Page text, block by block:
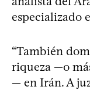
especializado
“También
riqueza —o
— en Irán. A